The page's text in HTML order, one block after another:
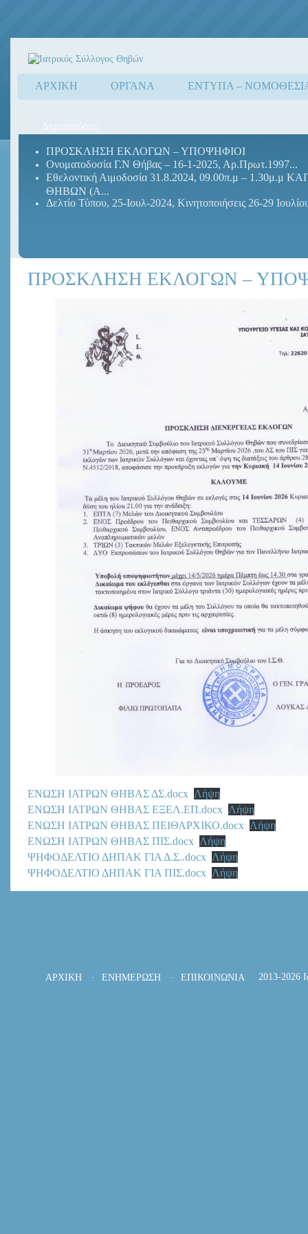
ΑΡΧΙΚΗ ΟΡΓΑΝΑ ΕΝΤΥΠΑ –
Δημοσιεύσεις
ΠΡΟΣΚΛΗΣΗ ΕΚΛΟΓΩΝ – ΥΠΟΨΗΦΙΟΙ
Ονοματοδοσία Γ.Ν Θήβας – 16-1-2025, Αρ.Πρωτ.1997...
Εθελοντική Αιμοδοσία 31.8.2024, 09.00π.μ – 1.30μ.μ
ΘΗΒΩΝ (Α...
Δελτίο Τύπου, 25-Ιουλ-2024, Κινητοποιήσεις 26-29
ΠΡΟΣΚΛΗΣΗ ΕΚΛΟΓΩΝ –
ΕΝΩΣΗ ΙΑΤΡΩΝ ΘΗΒΑΣ ΔΣ.docx Λήψη
ΕΝΩΣΗ ΙΑΤΡΩΝ ΘΗΒΑΣ ΕΞΕΛ.ΕΠ.docx Λήψη
ΕΝΩΣΗ ΙΑΤΡΩΝ ΘΗΒΑΣ ΠΕΙΘΑΡΧΙΚΟ.docx Λήψη
ΕΝΩΣΗ ΙΑΤΡΩΝ ΘΗΒΑΣ ΠΙΣ.docx Λήψη
ΨΗΦΟΔΕΛΤΙΟ ΔΗΠΑΚ ΓΙΑ Δ.Σ..docx Λήψη
ΨΗΦΟΔΕΛΤΙΟ ΔΗΠΑΚ ΓΙΑ ΠΙΣ.docx Λήψη
ΑΡΧΙΚΗ ΕΝΗΜΕΡΩΣΗ ΕΠΙΚΟΙΝΩΝΙΑ 2013-2026